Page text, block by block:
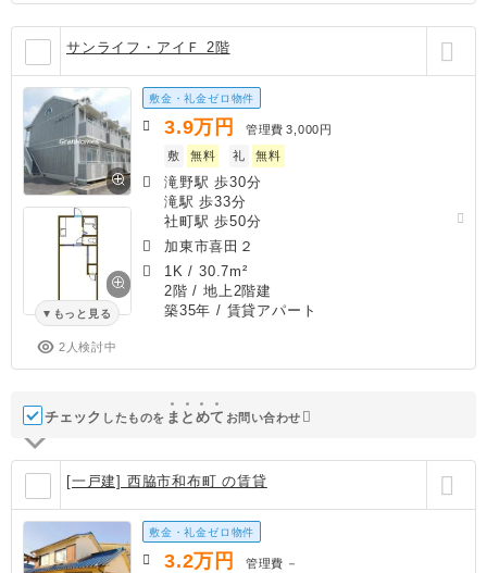
サンライフ・アイＦ 2階
もっと見る
2人検討中
敷金・礼金ゼロ物件
3.9万円 管理費 3,000円
敷
無料 礼 無料
滝野駅 歩30分
滝駅 歩33分
社町駅 歩50分
加東市喜田２
1K /30.7m²
2階 / 地上2階建
築35年 / 賃貸アパート
チェック したものを ま と めて お問い合わせ
[一戸建] 西脇市和布町 の賃貸
敷金・礼金ゼロ物件
3.2万円 管理費 －